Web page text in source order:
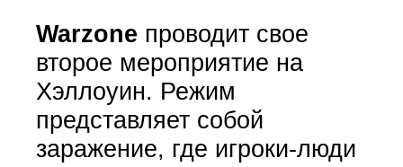
Warzone проводит свое
второе мероприятие на
Хэллоуин. Режим
представляет собой
заражение, где игроки-люди